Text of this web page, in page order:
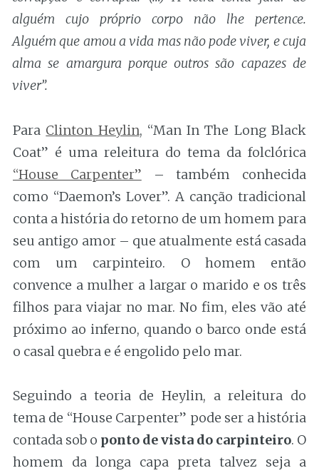
alguém cujo próprio corpo não lhe pertence.
Alguém que amou a vida mas não pode viver, e cuja
alma se amargura porque outros são capazes de
viver”.
Para Clinton Heylin, “Man In The Long Black
Coat” é uma releitura do tema da folclórica
“House Carpenter” – também conhecida
como “Daemon’s Lover”. A canção tradicional
conta a história do retorno de um homem para
seu antigo amor – que atualmente está casada
com um carpinteiro. O homem então
convence a mulher a largar o marido e os três
filhos para viajar no mar. No fim, eles vão até
próximo ao inferno, quando o barco onde está
o casal quebra e é engolido pelo mar.
Seguindo a teoria de Heylin, a releitura do
tema de “House Carpenter” pode ser a história
contada sob o ponto de vista do carpinteiro. O
homem da longa capa preta talvez seja a